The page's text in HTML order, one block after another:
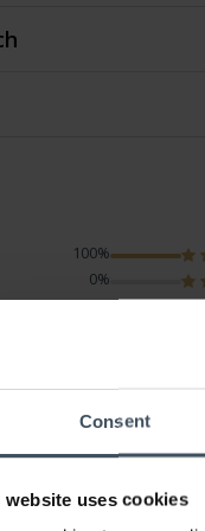
Consent
website uses cookies
100%
0%
0%